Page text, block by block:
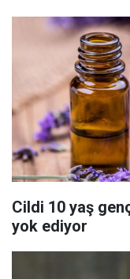
Cildi 10 yaş
yok ediyor